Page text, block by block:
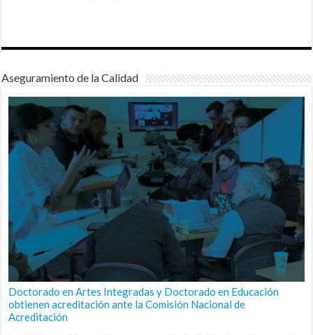
Aseguramiento de la Calidad
Doctorado en Artes Integradas y Doctorado en Educación
obtienen acreditación ante la Comisión Nacional de
Acreditación